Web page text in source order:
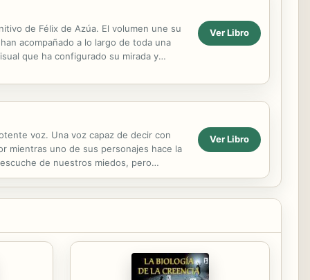
de Félix de Azúa. El volumen une su
acompañado a lo largo de toda una
que ha configurado su mirada y
Ver Libro
voz. Una voz capaz de decir con
mientras uno de sus personajes hace la
de nuestros miedos, pero
Ver Libro